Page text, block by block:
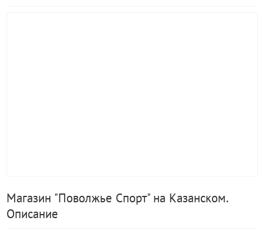
Магазин "Поволжье Спорт" на Казанском.
Описание